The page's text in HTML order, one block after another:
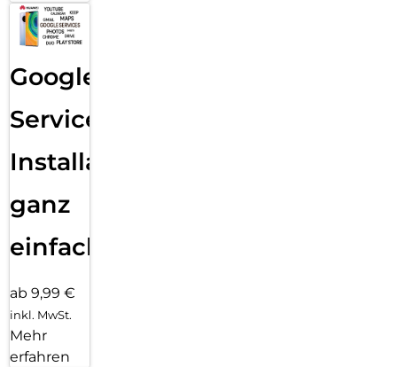
Google
Services
Installation
ganz
einfach
ab 9,99 €
inkl. MwSt.
Mehr
erfahren